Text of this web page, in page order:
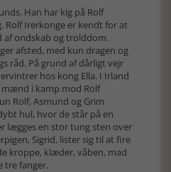
Han har kig på Rolf
Rolf Irerkonge er kendt for at
ondskab og trolddom.
afsted, med kun dragen og
råd. På grund af dårligt vejr
hos kong Ella. I Irland
mænd i kamp mod Rolf
Rolf, Asmund og Grim
hul, hvor de står på en
lægges en stor tung sten over
Sigrid, lister sig til at fire
kroppe, klæder, våben, mad
tre fanger.